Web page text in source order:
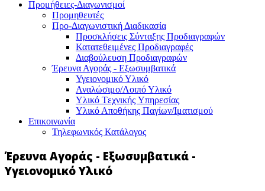
Προμήθειες-Διαγωνισμοί
Προμηθευτές
Προ-Διαγωνιστική Διαδικασία
Προσκλήσεις Σύνταξης Προδιαγραφών
Κατατεθειμένες Προδιαγραφές
Διαβούλευση Προδιαγραφών
Έρευνα Αγοράς - Εξωσυμβατικά
Υγειονομικό Υλικό
Αναλώσιμο/Λοιπό Υλικό
Υλικό Tεχνικής Yπηρεσίας
Υλικό Αποθήκης Παγίων/Ιματισμού
Επικοινωνία
Τηλεφωνικός Κατάλογος
Έρευνα Αγοράς - Εξωσυμβατικά -
Υγειονομικό Υλικό